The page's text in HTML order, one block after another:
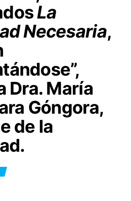
La
Necesaria,
Dra. María
Góngora,
de la